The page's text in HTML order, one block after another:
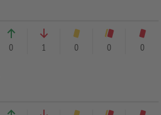
0 1 0 0 0